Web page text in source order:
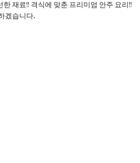
재료!! 격식에 맞춘 프리미엄 안주 요리!!
겠습니다.